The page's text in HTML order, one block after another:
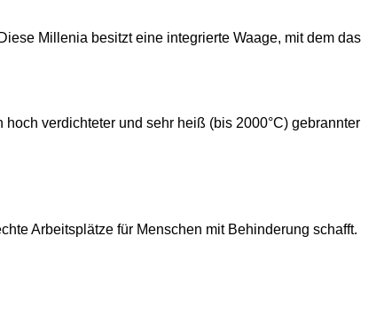
Millenia besitzt eine integrierte Waage, mit dem das
verdichteter und sehr heiß (bis 2000°C) gebrannter
Arbeitsplätze für Menschen mit Behinderung schafft.